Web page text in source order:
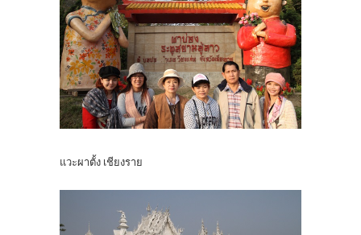
แวะผาตั้ง เชียงราย